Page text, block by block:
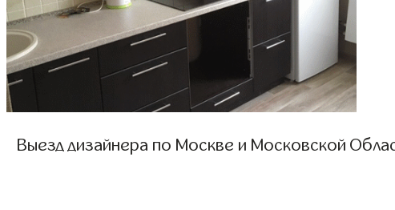
Выезд дизайнера по Москве и Московской